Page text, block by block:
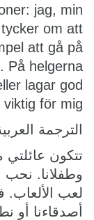
jag, min
om att
att gå på
På helgerna
lagar god
för mig.
الترجمة
تتكون
وطفلانا. نحب
لعب الألعاب.
أصدقاءنا أو